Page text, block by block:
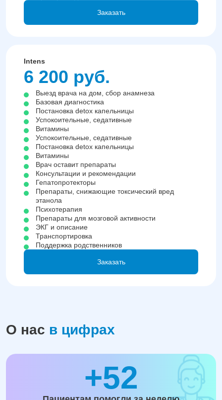
Заказать
Intens
6 200 руб.
Выезд врача на дом, сбор анамнеза
Базовая диагностика
Постановка detox капельницы
Успокоительные, седативные
Витамины
Успокоительные, седативные
Постановка detox капельницы
Витамины
Врач оставит препараты
Консультации и рекомендации
Гепатопротекторы
Препараты, снижающие токсический вред
этанола
Психотерапия
Препараты для мозговой активности
ЭКГ и описание
Транспортировка
Поддержка родственников
Заказать
О нас в цифрах
+52